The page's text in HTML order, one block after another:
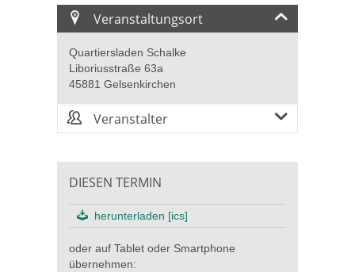
Veranstaltungsort
Quartiersladen Schalke
Liboriusstraße 63a
45881 Gelsenkirchen
Veranstalter
DIESEN TERMIN
herunterladen [ics]
oder auf Tablet oder Smartphone
übernehmen: